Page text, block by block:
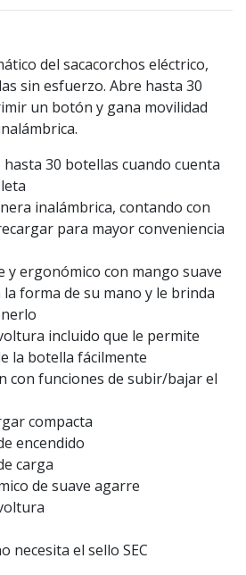
del sacacorchos eléctrico,
sin esfuerzo. Abre hasta 30
un botón y gana movilidad
30 botellas cuando cuenta
inalámbrica, contando con
para mayor conveniencia
y ergonómico con mango suave
la forma de su mano y le brinda
incluido que le permite
la botella fácilmente
con funciones de subir/bajar el
compacta
encendido
carga
de suave agarre
necesita el sello SEC